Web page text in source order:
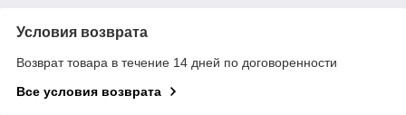
Условия возврата
Возврат товара в течение 14 дней по договоренности
Все условия возврата